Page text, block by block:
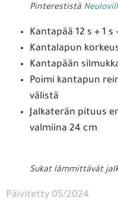
Pinterestistä
Kantapää 12 s + 1 s
Kantalapun
Kantapään
Poimi kantapun
välistä
Jalkaterän pituus
valmiina 24 cm
Sukat lämmittävät
Päivitetty 05/2024